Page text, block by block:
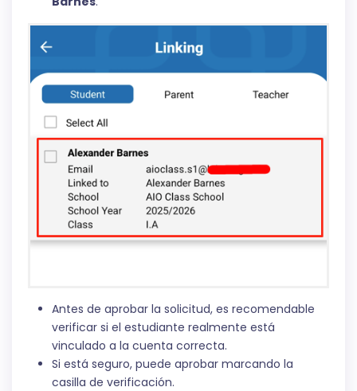
Antes de aprobar la solicitud, es recomendable
verificar si el estudiante realmente está
vinculado a la cuenta correcta.
Si está seguro, puede aprobar marcando la
casilla de verificación.